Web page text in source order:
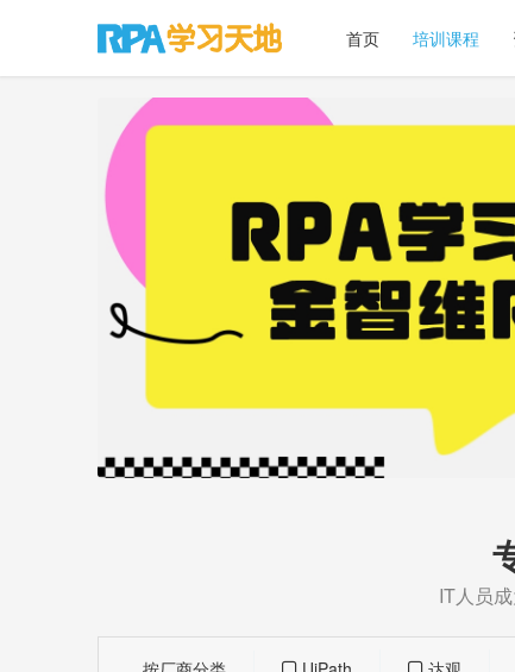
首页 培训课程
IT人员